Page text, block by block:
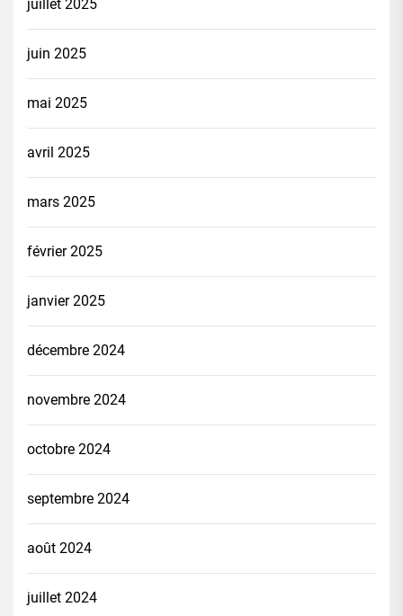
juillet 2025
juin 2025
mai 2025
avril 2025
mars 2025
février 2025
janvier 2025
décembre 2024
novembre 2024
octobre 2024
septembre 2024
août 2024
juillet 2024